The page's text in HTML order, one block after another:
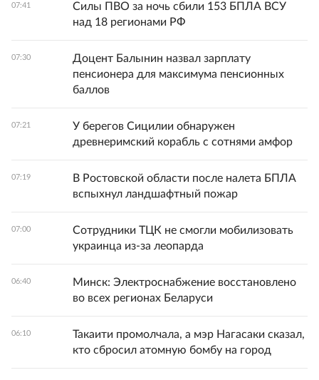
07:41
Силы ПВО за ночь сбили 153 БПЛА ВСУ
над 18 регионами РФ
07:30
Доцент Балынин назвал зарплату
пенсионера для максимума пенсионных
баллов
07:21
У берегов Сицилии обнаружен
древнеримский корабль с сотнями амфор
07:19
В Ростовской области после налета БПЛА
вспыхнул ландшафтный пожар
07:00
Сотрудники ТЦК не смогли мобилизовать
украинца из-за леопарда
06:40
Минск: Электроснабжение восстановлено
во всех регионах Беларуси
06:10
Такаити промолчала, а мэр Нагасаки сказал,
кто сбросил атомную бомбу на город